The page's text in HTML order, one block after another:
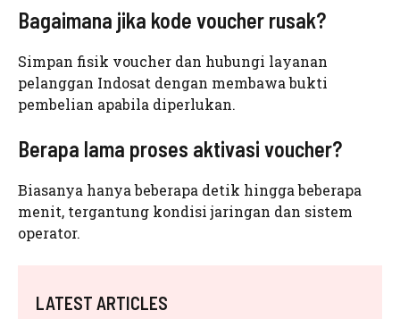
Bagaimana jika kode voucher rusak?
Simpan fisik voucher dan hubungi layanan
pelanggan Indosat dengan membawa bukti
pembelian apabila diperlukan.
Berapa lama proses aktivasi voucher?
Biasanya hanya beberapa detik hingga beberapa
menit, tergantung kondisi jaringan dan sistem
operator.
LATEST ARTICLES